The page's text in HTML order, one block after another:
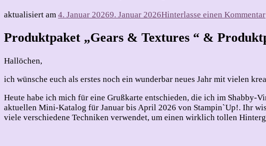
aktualisiert am 4. Januar 20269. Januar 2026Hinterlasse einen Kommentar
Produktpaket „Gears & Textures “ &
Hallöchen,
ich wünsche euch als erstes noch ein wunderbar neues Jahr mit vielen
Heute habe ich mich für eine Grußkarte entschieden, die ich im Shabby-
aktuellen Mini-Katalog für Januar bis April 2026 von Stampin`Up!. Ihr
viele verschiedene Techniken verwendet, um einen wirklich tollen